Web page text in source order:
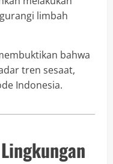
limbah
bahwa
tren sesaat,
Indonesia.